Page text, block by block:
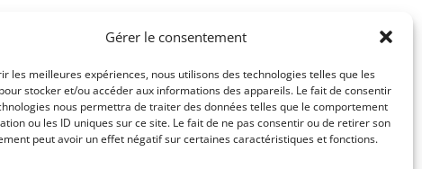
Gérer le consentement
les meilleures expériences, nous utilisons des technologies telles que les
stocker et/ou accéder aux informations des appareils. Le fait de consentir
nous permettra de traiter des données telles que le comportement
ou les ID uniques sur ce site. Le fait de ne pas consentir ou de retirer son
peut avoir un effet négatif sur certaines caractéristiques et fonctions.
Mentions légales